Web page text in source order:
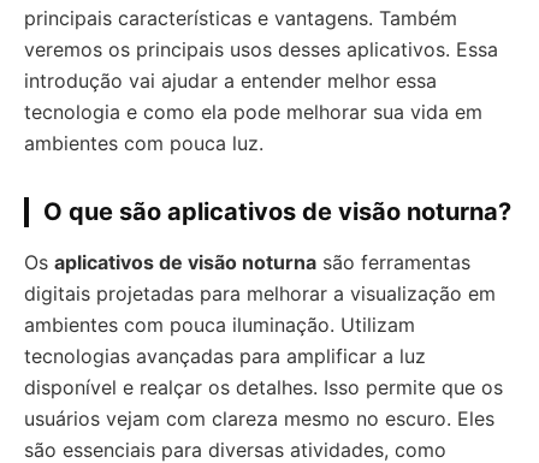
principais características e vantagens. Também
veremos os principais usos desses aplicativos. Essa
introdução vai ajudar a entender melhor essa
tecnologia e como ela pode melhorar sua vida em
ambientes com pouca luz.
O que são aplicativos de visão noturna?
Os aplicativos de visão noturna são ferramentas
digitais projetadas para melhorar a visualização em
ambientes com pouca iluminação. Utilizam
tecnologias avançadas para amplificar a luz
disponível e realçar os detalhes. Isso permite que os
usuários vejam com clareza mesmo no escuro. Eles
são essenciais para diversas atividades, como